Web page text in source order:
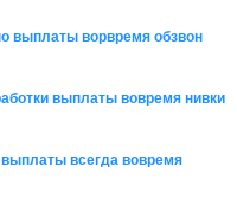
выплаты ворвремя обзвон
выплаты вовремя нивки
всегда вовремя